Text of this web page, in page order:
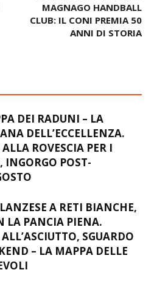
STELLA D’ORO AL MERITO
SPORTIVO AL CASSANO
MAGNAGO HANDBALL
DEI RADUNI – LA
DELL’ECCELLENZA.
ROVESCIA PER I
POST-
A RETI BIANCHE,
LA PANCIA PIENA.
SGUARDO
– LA MAPPA DELLE